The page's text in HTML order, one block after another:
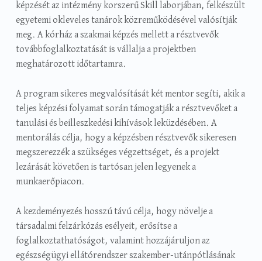
képzését az intézmény korszerű Skill laborjában, felkészült
egyetemi okleveles tanárok közreműködésével valósítják
meg. A kórház a szakmai képzés mellett a résztvevők
továbbfoglalkoztatását is vállalja a projektben
meghatározott időtartamra.
A program sikeres megvalósítását két mentor segíti, akik a
teljes képzési folyamat során támogatják a résztvevőket a
tanulási és beilleszkedési kihívások leküzdésében. A
mentorálás célja, hogy a képzésben résztvevők sikeresen
megszerezzék a szükséges végzettséget, és a projekt
lezárását követően is tartósan jelen legyenek a
munkaerőpiacon.
A kezdeményezés hosszú távú célja, hogy növelje a
társadalmi felzárkózás esélyeit, erősítse a
foglalkoztathatóságot, valamint hozzájáruljon az
egészségügyi ellátórendszer szakember-utánpótlásának